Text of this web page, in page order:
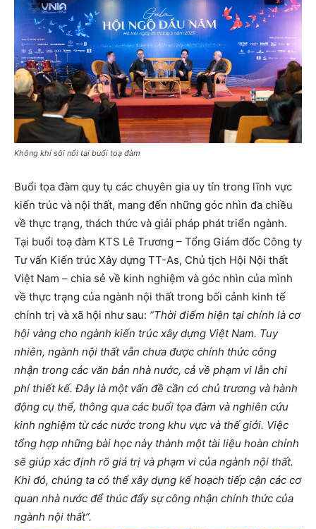
Không khí sôi nổi tại buổi toạ đàm
Buổi tọa đàm quy tụ các chuyên gia uy tín trong lĩnh vực
kiến trúc và nội thất, mang đến những góc nhìn đa chiều
về thực trạng, thách thức và giải pháp phát triển ngành.
Tại buổi toạ đàm KTS Lê Trương – Tổng Giám đốc Công ty
Tư vấn Kiến trúc Xây dựng TT-As, Chủ tịch Hội Nội thất
Việt Nam – chia sẻ về kinh nghiệm và góc nhìn của mình
về thực trạng của ngành nội thất trong bối cảnh kinh tế
chính trị và xã hội như sau: “Thời điểm hiện tại chính là cơ
hội vàng cho ngành kiến trúc xây dựng Việt Nam. Tuy
nhiên, ngành nội thất vẫn chưa được chính thức công
nhận trong các văn bản nhà nước, cả về phạm vi lẫn chi
phí thiết kế. Đây là một vấn đề cần có chủ trương và hành
động cụ thể, thông qua các buổi tọa đàm và nghiên cứu
kinh nghiệm từ các nước trong khu vực và thế giới. Việc
tổng hợp những bài học này thành một tài liệu hoàn chỉnh
sẽ giúp xác định rõ giá trị và phạm vi của ngành nội thất.
Khi đó, chúng ta có thể xây dựng kế hoạch tiếp cận các cơ
quan nhà nước để thúc đẩy sự công nhận chính thức của
ngành nội thất”.